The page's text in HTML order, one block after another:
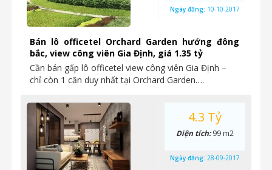
Bán lô officetel Orchard Garden hướng đông
bắc, view công viên Gia Định, giá 1.35 tỷ
Cần bán gấp lô officetel view công viên Gia Định –
chỉ còn 1 căn duy nhất tại Orchard Garden….
Ngày đăng: 10-10-2017
4.3 Tỷ
Diện tích:99 m2
Ngày đăng: 28-09-2017